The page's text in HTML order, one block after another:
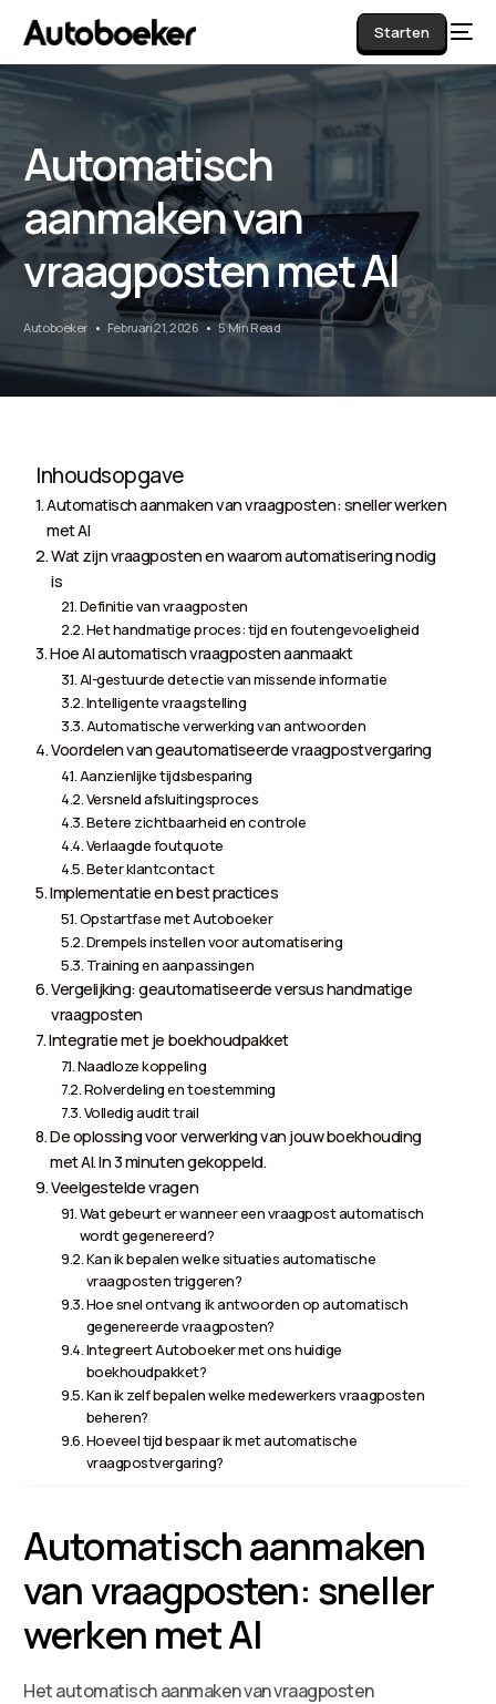
Starten
Automatisch
aanmaken van
vraagposten met AI
Autoboeker Februari 21, 2026 5 Min Read
Inhoudsopgave
Automatisch aanmaken van vraagposten: sneller werken
met AI
Wat zijn vraagposten en waarom automatisering nodig
is
Definitie van vraagposten
Het handmatige proces: tijd en foutengevoeligheid
Hoe AI automatisch vraagposten aanmaakt
AI-gestuurde detectie van missende informatie
Intelligente vraagstelling
Automatische verwerking van antwoorden
Voordelen van geautomatiseerde vraagpostvergaring
Aanzienlijke tijdsbesparing
Versneld afsluitingsproces
Betere zichtbaarheid en controle
Verlaagde foutquote
Beter klantcontact
Implementatie en best practices
Opstartfase met Autoboeker
Drempels instellen voor automatisering
Training en aanpassingen
Vergelijking: geautomatiseerde versus handmatige
vraagposten
Integratie met je boekhoudpakket
Naadloze koppeling
Rolverdeling en toestemming
Volledig audit trail
De oplossing voor verwerking van jouw boekhouding
met AI. In 3 minuten gekoppeld.
Veelgestelde vragen
Wat gebeurt er wanneer een vraagpost automatisch
wordt gegenereerd?
Kan ik bepalen welke situaties automatische
vraagposten triggeren?
Hoe snel ontvang ik antwoorden op automatisch
gegenereerde vraagposten?
Integreert Autoboeker met ons huidige
boekhoudpakket?
Kan ik zelf bepalen welke medewerkers vraagposten
beheren?
Hoeveel tijd bespaar ik met automatische
vraagpostvergaring?
Automatisch aanmaken
van vraagposten: sneller
werken met AI
Het automatisch aanmaken van vraagposten